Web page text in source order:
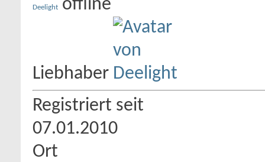
Deelight
Liebhaber
Registriert seit
07.01.2010
Ort